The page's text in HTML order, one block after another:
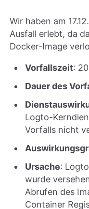
Wir haben am
Ausfall erlebt, da
Docker-Image
Vorfallszeit:
Dauer des
Logto-
Vorfalls nicht
Ursache:
wurde
Abrufen des
Container